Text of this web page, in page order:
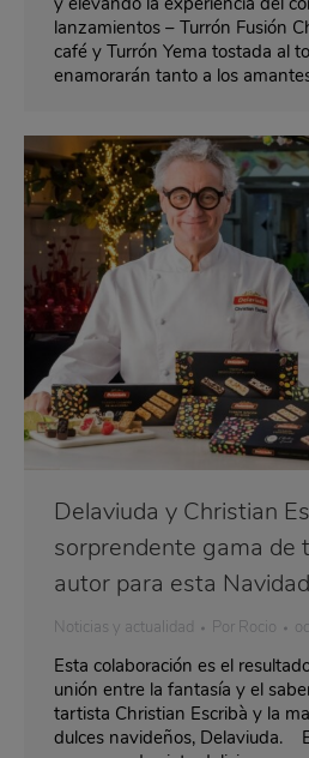
lanzamientos – Turrón Fusión
café y Turrón Yema tostada al
enamorarán tanto a los
Delaviuda y Christian
sorprendente gama de
autor para esta Navidad
Noticias y actualidad Por Rocio
Esta colaboración es el
unión entre la fantasía y el
tartista Christian Escribà y la
dulces navideños, Delaviuda.